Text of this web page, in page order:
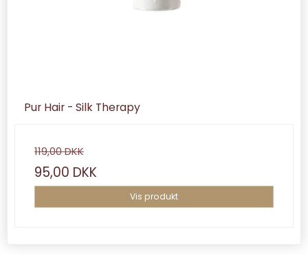
Pur Hair - Silk Therapy
119,00 DKK
95,00 DKK
Vis produkt